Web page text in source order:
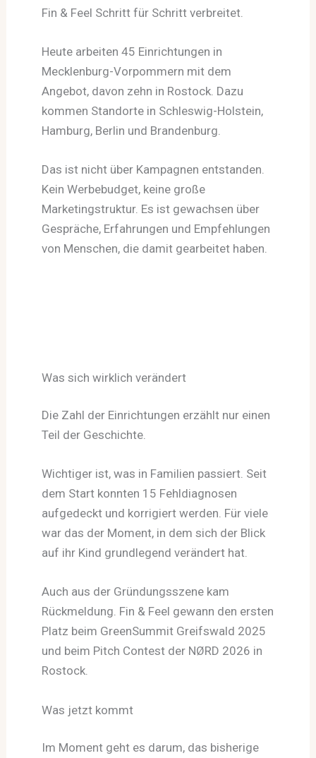
Fin & Feel Schritt für Schritt verbreitet.
Heute arbeiten 45 Einrichtungen in
Mecklenburg-Vorpommern mit dem
Angebot, davon zehn in Rostock. Dazu
kommen Standorte in Schleswig-Holstein,
Hamburg, Berlin und Brandenburg.
Das ist nicht über Kampagnen entstanden.
Kein Werbebudget, keine große
Marketingstruktur. Es ist gewachsen über
Gespräche, Erfahrungen und Empfehlungen
von Menschen, die damit gearbeitet haben.
Was sich wirklich verändert
Die Zahl der Einrichtungen erzählt nur einen
Teil der Geschichte.
Wichtiger ist, was in Familien passiert. Seit
dem Start konnten 15 Fehldiagnosen
aufgedeckt und korrigiert werden. Für viele
war das der Moment, in dem sich der Blick
auf ihr Kind grundlegend verändert hat.
Auch aus der Gründungsszene kam
Rückmeldung. Fin & Feel gewann den ersten
Platz beim GreenSummit Greifswald 2025
und beim Pitch Contest der NØRD 2026 in
Rostock.
Was jetzt kommt
Im Moment geht es darum, das bisherige